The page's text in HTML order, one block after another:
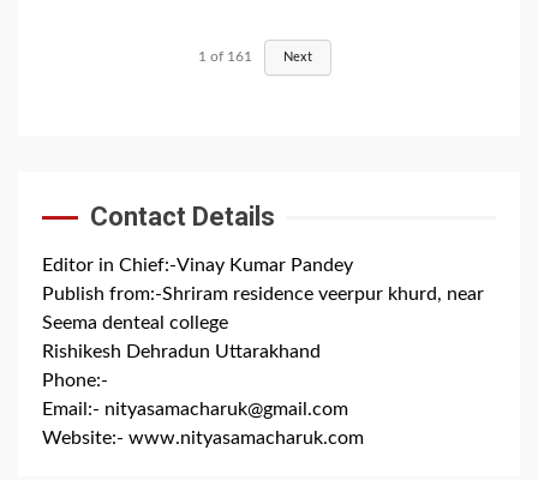
1 of 161 Next
Contact Details
Editor in Chief:-Vinay Kumar Pandey
Publish from:-Shriram residence veerpur khurd, near
Seema denteal college
Rishikesh Dehradun Uttarakhand
Phone:-
Email:- nityasamacharuk@gmail.com
Website:- www.nityasamacharuk.com